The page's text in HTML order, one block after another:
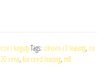
i kogutyTags: citroen c3 leasing, co
cena, kia ceed leasing, m8